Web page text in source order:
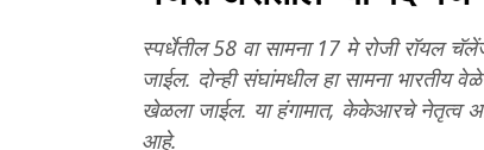
स्पर्धेतील 58 वा सामना 17 मे रोजी रॉयल
जाईल. दोन्ही संघांमधील हा सामना भारतीय
खेळला जाईल. या हंगामात, केकेआरचे नेतृत्व
आहे.